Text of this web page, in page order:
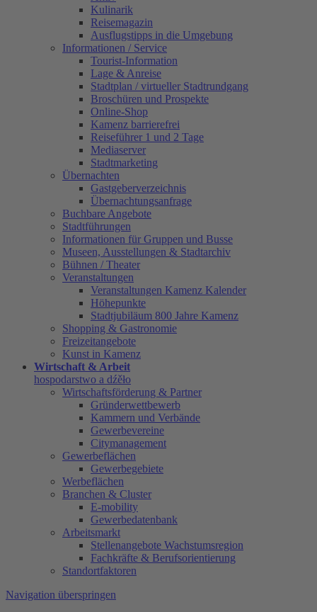
Kulinarik
Reisemagazin
Ausflugstipps in die Umgebung
Informationen / Service
Tourist-Information
Lage & Anreise
Stadtplan / virtueller Stadtrundgang
Broschüren und Prospekte
Online-Shop
Kamenz barrierefrei
Reiseführer 1 und 2 Tage
Mediaserver
Stadtmarketing
Übernachten
Gastgeberverzeichnis
Übernachtungsanfrage
Buchbare Angebote
Stadtführungen
Informationen für Gruppen und Busse
Museen, Ausstellungen & Stadtarchiv
Bühnen / Theater
Veranstaltungen
Veranstaltungen Kamenz Kalender
Höhepunkte
Stadtjubiläum 800 Jahre Kamenz
Shopping & Gastronomie
Freizeitangebote
Kunst in Kamenz
Wirtschaft & Arbeit
hospodarstwo a dźěło
Wirtschaftsförderung & Partner
Gründerwettbewerb
Kammern und Verbände
Gewerbevereine
Citymanagement
Gewerbeflächen
Gewerbegebiete
Werbeflächen
Branchen & Cluster
E-mobility
Gewerbedatenbank
Arbeitsmarkt
Stellenangebote Wachstumsregion
Fachkräfte & Berufsorientierung
Standortfaktoren
Navigation überspringen